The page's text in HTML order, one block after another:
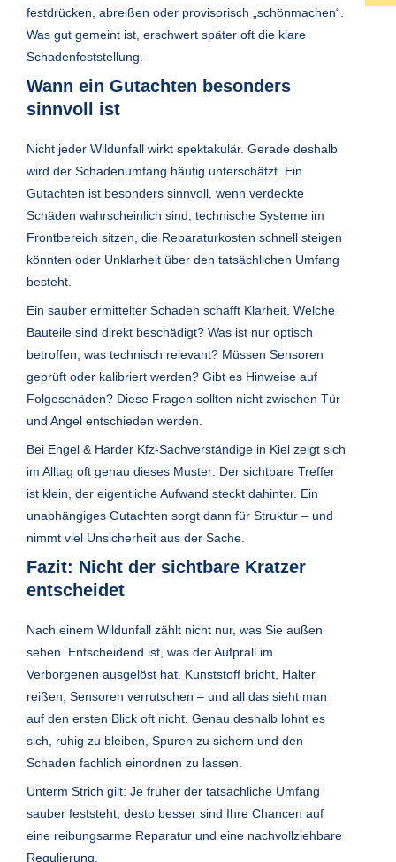
festdrücken, abreißen oder provisorisch „schönmachen“.
Was gut gemeint ist, erschwert später oft die klare
Schadenfeststellung.
Wann ein Gutachten besonders
sinnvoll ist
Nicht jeder Wildunfall wirkt spektakulär. Gerade deshalb
wird der Schadenumfang häufig unterschätzt. Ein
Gutachten ist besonders sinnvoll, wenn verdeckte
Schäden wahrscheinlich sind, technische Systeme im
Frontbereich sitzen, die Reparaturkosten schnell steigen
könnten oder Unklarheit über den tatsächlichen Umfang
besteht.
Ein sauber ermittelter Schaden schafft Klarheit. Welche
Bauteile sind direkt beschädigt? Was ist nur optisch
betroffen, was technisch relevant? Müssen Sensoren
geprüft oder kalibriert werden? Gibt es Hinweise auf
Folgeschäden? Diese Fragen sollten nicht zwischen Tür
und Angel entschieden werden.
Bei Engel & Harder Kfz-Sachverständige in Kiel zeigt sich
im Alltag oft genau dieses Muster: Der sichtbare Treffer
ist klein, der eigentliche Aufwand steckt dahinter. Ein
unabhängiges Gutachten sorgt dann für Struktur – und
nimmt viel Unsicherheit aus der Sache.
Fazit: Nicht der sichtbare Kratzer
entscheidet
Nach einem Wildunfall zählt nicht nur, was Sie außen
sehen. Entscheidend ist, was der Aufprall im
Verborgenen ausgelöst hat. Kunststoff bricht, Halter
reißen, Sensoren verrutschen – und all das sieht man
auf den ersten Blick oft nicht. Genau deshalb lohnt es
sich, ruhig zu bleiben, Spuren zu sichern und den
Schaden fachlich einordnen zu lassen.
Unterm Strich gilt: Je früher der tatsächliche Umfang
sauber feststeht, desto besser sind Ihre Chancen auf
eine reibungsarme Reparatur und eine nachvollziehbare
Regulierung.